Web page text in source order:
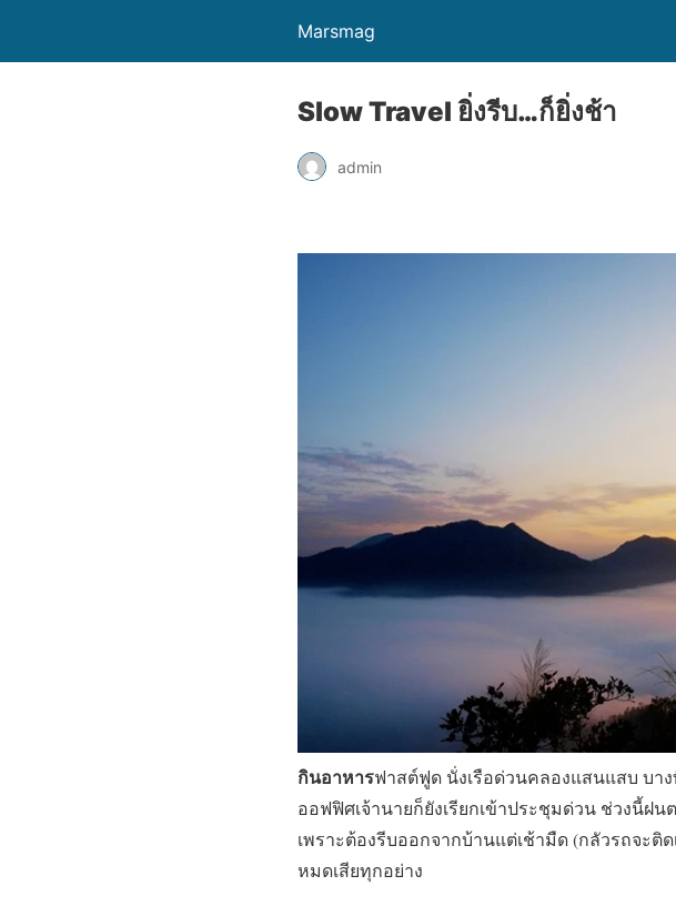
Marsmag
Slow Travel ยิ่งรีบ…ก็ยิ่งช้า
admin
กินอาหารฟาสต์ฟูด นั่งเรือด่วนคลองแสนแสบ บา
ออฟฟิศเจ้านายก็ยังเรียกเข้าประชุมด่วน ช่วงนี้ฝ
เพราะต้องรีบออกจากบ้านแต่เช้ามืด (กลัวรถจะ
หมดเสียทุกอย่าง